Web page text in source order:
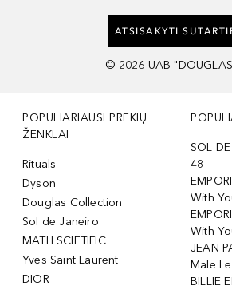
ATSISAKYTI
© 2026 UAB
POPULIARIAUSI PREKIŲ
ŽENKLAI
Rituals
Dyson
Douglas Collection
Sol de Janeiro
MATH SCIETIFIC
Yves Saint Laurent
DIOR
SOL
48
With
With
JEAN
Male
BILLIE